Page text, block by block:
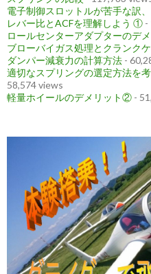
電子制御スロットルが苦手な訳、
レバー比とACFを理解しよう ① -
ロールセンターアダプターのデ
ブローバイガス処理とクランク
ダンパー減衰力の計算方法 -
適切なスプリングの選定方法を
58,574 views
軽量ホイールのデメリット② -